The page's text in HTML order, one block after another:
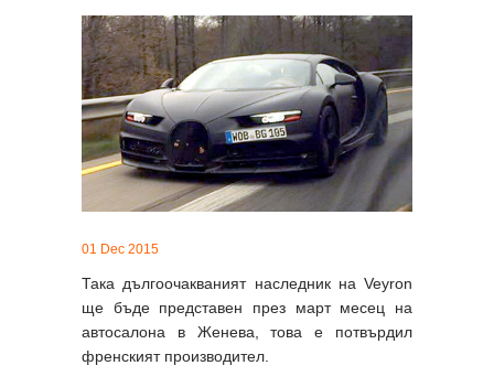
01 Dec 2015
Така дългоочакваният наследник на Veyron
ще бъде представен през март месец на
автосалона в Женева, това е потвърдил
френският производител.